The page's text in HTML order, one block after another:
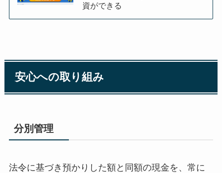
資ができる
安心への取り組み
分別管理
法令に基づき預かりした額と同額の現金を、常に